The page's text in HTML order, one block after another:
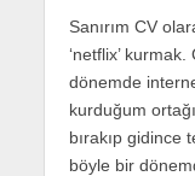
Sanırım CV
‘netflix’
dönemde
kurduğum
bırakıp gidince
böyle bir